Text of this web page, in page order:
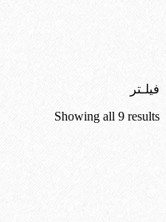
فیلـتر
Showing all 9 results